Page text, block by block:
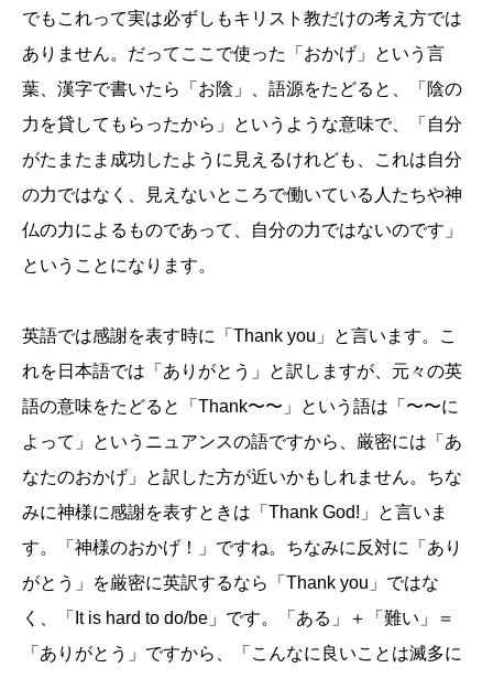
でもこれって実は必ずしもキリスト教だけの考え方では
ありません。だってここで使った「おかげ」という言
葉、漢字で書いたら「お陰」、語源をたどると、「陰の
力を貸してもらったから」というような意味で、「自分
がたまたま成功したように見えるけれども、これは自分
の力ではなく、見えないところで働いている人たちや神
仏の力によるものであって、自分の力ではないのです」
ということになります。
英語では感謝を表す時に「 Thank you 」と言います。こ
れを日本語では「ありがとう」と訳しますが、元々の英
語の意味をたどると「Thank〜〜」という語は「〜〜に
よって」というニュアンスの語ですから、厳密には「あ
なたのおかげ」と訳した方が近いかもしれません。ちな
みに神様に感謝を表すときは「Thank God!」と言いま
す。「神様のおかげ！」ですね。ちなみに反対に「あり
がとう」を厳密に英訳するなら「Thank you」ではな
く、「It is hard to do/be」です。「ある」＋「難い」＝
「ありがとう」ですから、「こんなに良いことは滅多に